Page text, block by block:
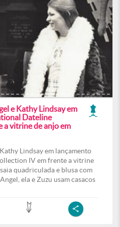
e Kathy Lindsay em
Dateline
a vitrine de anjo em
Lindsay em lançamento
IV em frente a vitrine
quadriculada e blusa com
ela e Zuzu usam casacos